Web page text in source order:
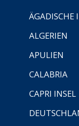
ÄGADISCHE
ALGERIEN
APULIEN
CALABRIA
CAPRI INSEL